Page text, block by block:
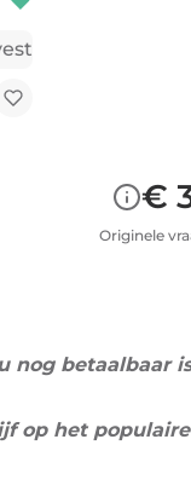
€
Originele
nog betaalbaar
op het